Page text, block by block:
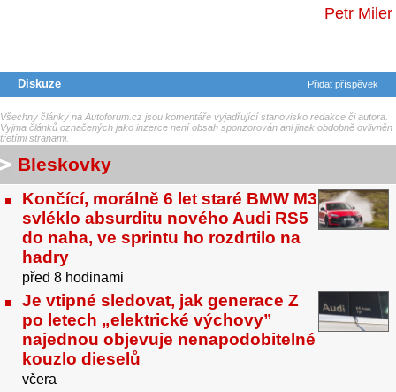
Petr Miler
Diskuze Přidat příspěvek
Všechny články na Autoforum.cz jsou komentáře vyjadřující stanovisko redakce či autora.
Vyjma článků označených jako inzerce není obsah sponzorován ani jinak obdobně ovlivněn
třetími stranami.
Bleskovky
Končící, morálně 6 let staré BMW M3
svléklo absurditu nového Audi RS5
do naha, ve sprintu ho rozdrtilo na
hadry
před 8 hodinami
Je vtipné sledovat, jak generace Z
po letech „elektrické výchovy”
najednou objevuje nenapodobitelné
kouzlo dieselů
včera